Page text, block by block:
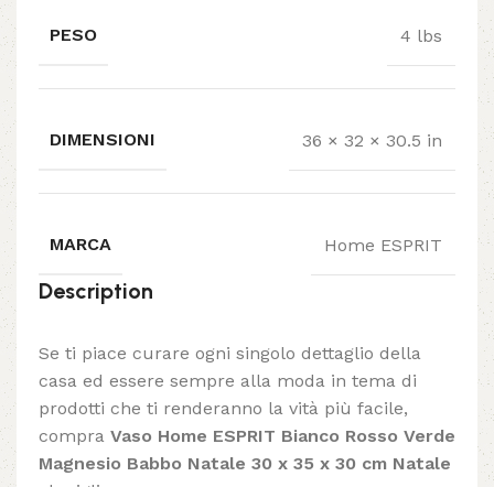
PESO 4 lbs
DIMENSIONI 36 × 32 × 30.5 in
MARCA Home ESPRIT
Description
Se ti piace curare ogni singolo dettaglio della
casa ed essere sempre alla moda in tema di
prodotti che ti renderanno la vità più facile,
compra Vaso Home ESPRIT Bianco Rosso Verde
Magnesio Babbo Natale 30 x 35 x 30 cm Natale